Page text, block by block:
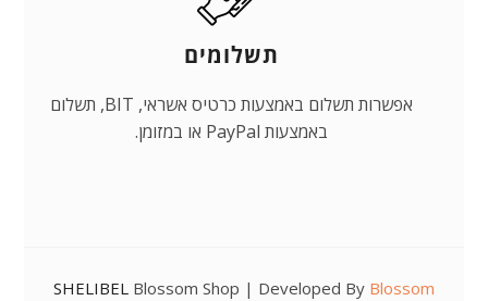
תשלומים
אפשרות תשלום באמצעות כרטיס אשראי, BIT, תשלום
באמצעות PayPal או במזומן.
SHELIBEL Blossom Shop | Developed By Blossom